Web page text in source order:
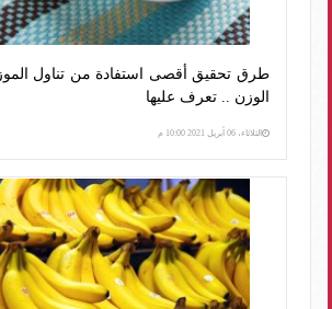
طرق تحقيق أقصى استفادة من تناول
الوزن .. تعرف عليها
الثلاثاء، 06 أبريل 2021 10:00 م